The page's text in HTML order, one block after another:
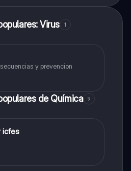
Virus 1
y prevencion
de Química 9
icfes